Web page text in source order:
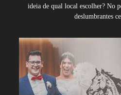
ideia de qual local escolher? No
deslumbrantes